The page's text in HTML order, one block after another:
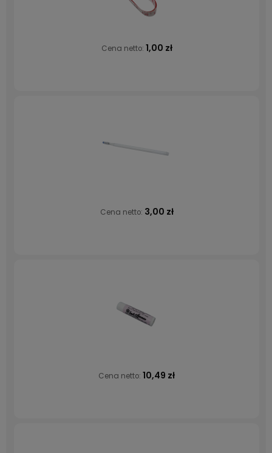
Cena netto: 1,00 zł
Cena netto: 3,00 zł
Cena netto: 10,49 zł